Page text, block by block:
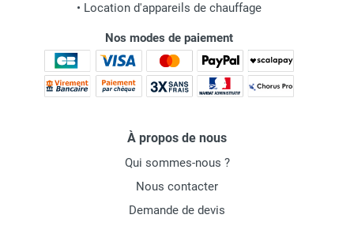
• Location d'appareils de chauffage
Nos modes de paiement
À propos de nous
Qui sommes-nous ?
Nous contacter
Demande de devis